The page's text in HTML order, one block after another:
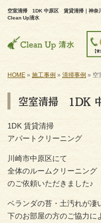
空室清掃 1DK 中原区 賃貸清掃｜神奈
Clean Up清水
HOME » 施工事例 » 清掃事例 » 空
空室清掃 1DK
1DK 賃貸清掃
アパートクリーニング
川崎市中原区にて
全体のルームクリーニング
のご依頼いただきました♪
ベランダの苔・土汚れが凄
下のお部屋の方のご協力に